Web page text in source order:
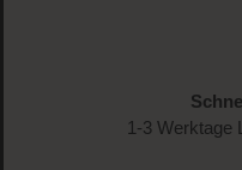
1-3 Werktage